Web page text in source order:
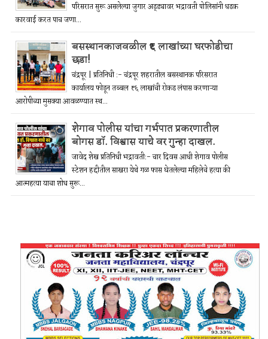
परिसरात सुरू असलेल्या जुगार अड्ड्यावर भद्रावती पोलिसांनी धडक
कारवाई करत पाच जणा...
बसस्थानकाजवळील ₹६ लाखांच्या घरफोडीचा
छडा!
चंद्रपूर | प्रतिनिधी :- चंद्रपूर शहरातील बसस्थानक परिसरात
कार्यालय फोडून तब्बल ₹६ लाखांची रोकड लंपास करणाऱ्या
आरोपीच्या मुसक्या आवळण्यात स्थ...
शेगाव पोलीस यांचा गर्भपात प्रकरणातील
बोगस डॉ. विश्वास याचे वर गुन्हा दाखल.
जावेद शेख प्रतिनिधी भद्रावती:- चार दिवस आधी शेगाव पोलीस
स्टेशन हद्दीतील साखरा येथे गळ फास घेतलेल्या महिलेचे हत्या की
आत्महत्या याचा शोध सुरू...